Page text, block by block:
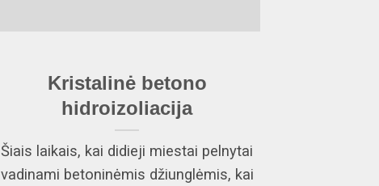
Kristalinė betono
hidroizoliacija
Šiais laikais, kai didieji miestai pelnytai
vadinami betoninėmis džiunglėmis, kai